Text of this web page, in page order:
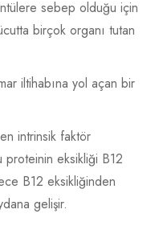
sebep olduğu için
birçok organı tutan
iltihabına yol açan bir
intrinsik faktör
proteinin eksikliği B12
B12 eksikliğinden
gelişir.